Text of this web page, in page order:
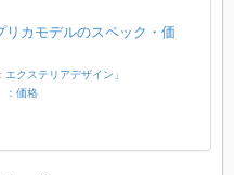
リカモデルのスペック・価
クステリアデザイン」
：価格